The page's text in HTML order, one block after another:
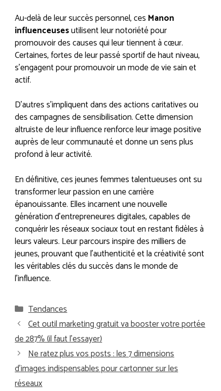
Au-delà de leur succès personnel, ces Manon
influenceusesutilisent leur notoriété pour
promouvoir des causes qui leur tiennent à cœur.
Certaines, fortes de leur passé sportif de haut niveau,
s’engagent pour promouvoir un mode de vie sain et
actif.
D’autres s’impliquent dans des actions caritatives ou
des campagnes de sensibilisation. Cette dimension
altruiste de leur influence renforce leur image positive
auprès de leur communauté et donne un sens plus
profond à leur activité.
En définitive, ces jeunes femmes talentueuses ont su
transformer leur passion en une carrière
épanouissante. Elles incarnent une nouvelle
génération d’entrepreneures digitales, capables de
conquérir les réseaux sociaux tout en restant fidèles à
leurs valeurs. Leur parcours inspire des milliers de
jeunes, prouvant que l’authenticité et la créativité sont
les véritables clés du succès dans le monde de
l’influence.
Catégories
Tendances
Cet outil marketing gratuit va booster votre portée
de 287% (il faut l’essayer)
Ne ratez plus vos posts : les 7 dimensions
d’images indispensables pour cartonner sur les
réseaux